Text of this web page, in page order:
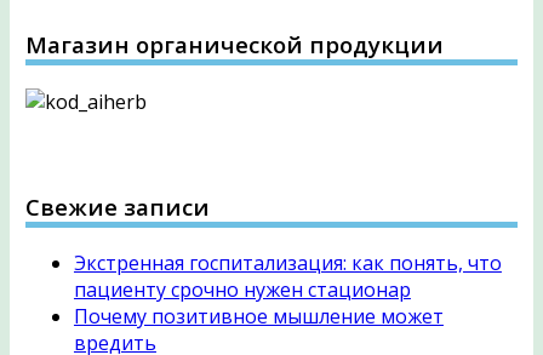
Магазин органической продукции
Свежие записи
Экстренная госпитализация: как понять, что
пациенту срочно нужен стационар
Почему позитивное мышление может
вредить